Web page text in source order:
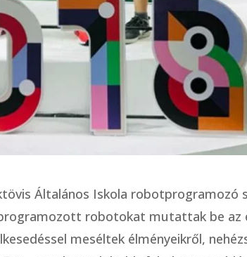
Általános Iskola robotprogramozó
robotokat mutattak be az
meséltek élményeikről,